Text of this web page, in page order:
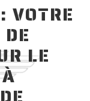
VOTRE
LE